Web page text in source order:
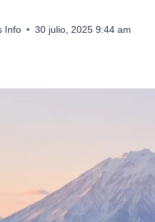
Info 30 julio, 2025 9:44 am